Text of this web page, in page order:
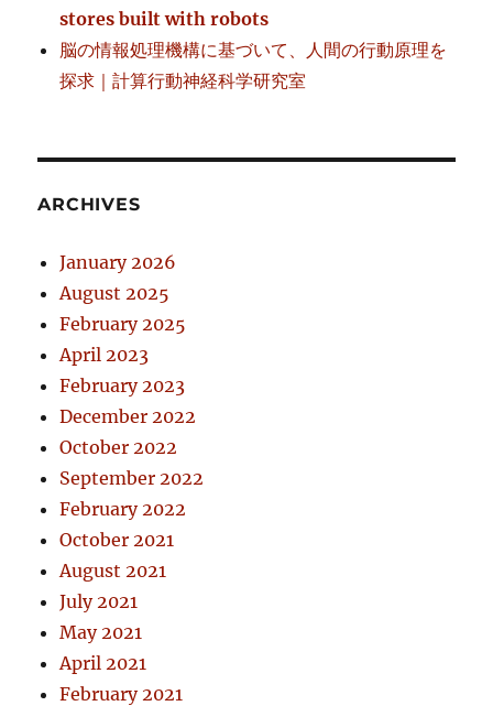
stores built with robots
脳の情報処理機構に基づいて、人間の行動原理を
探求｜計算行動神経科学研究室
ARCHIVES
January 2026
August 2025
February 2025
April 2023
February 2023
December 2022
October 2022
September 2022
February 2022
October 2021
August 2021
July 2021
May 2021
April 2021
February 2021